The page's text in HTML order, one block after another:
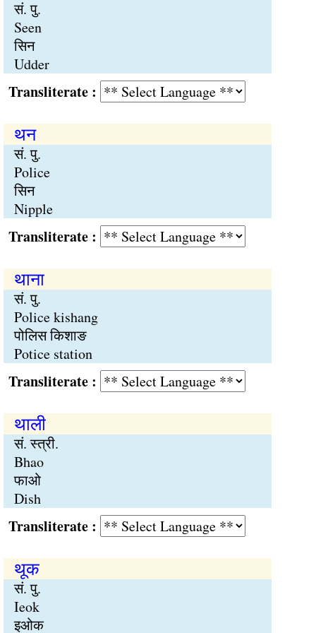
सं. पु.
Seen
सिन
Udder
:
थन
सं. पु.
Police
सिन
Nipple
:
थाना
सं. पु.
Police kishang
पोलिस किशाङ
Potice station
:
थाली
सं. स्त्री.
Bhao
फाओ
Dish
:
थूक
सं. पु.
Ieok
इओक